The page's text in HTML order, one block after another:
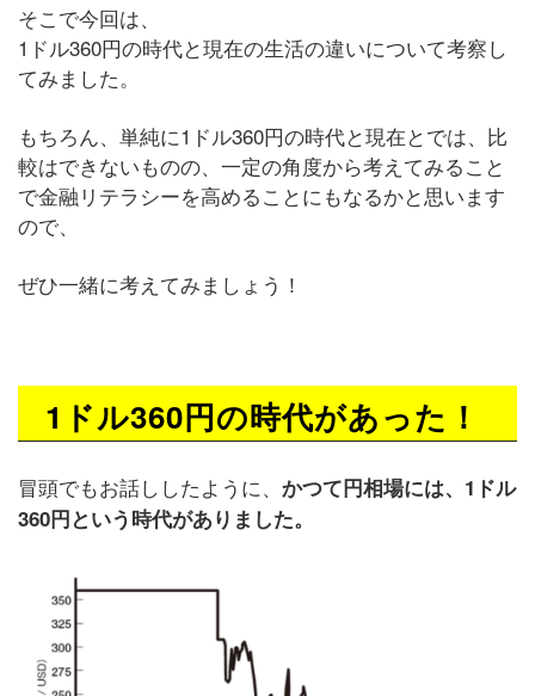
そこで今回は、
1ドル360円の時代と現在の生活の違いについて考察し
てみました。
もちろん、単純に1ドル360円の時代と現在とでは、比
較はできないものの、一定の角度から考えてみること
で金融リテラシーを高めることにもなるかと思います
ので、
ぜひ一緒に考えてみましょう！
1ドル360円の時代があった！
冒頭でもお話ししたように、 かつて円相場には、1ドル
360円という時代がありました。